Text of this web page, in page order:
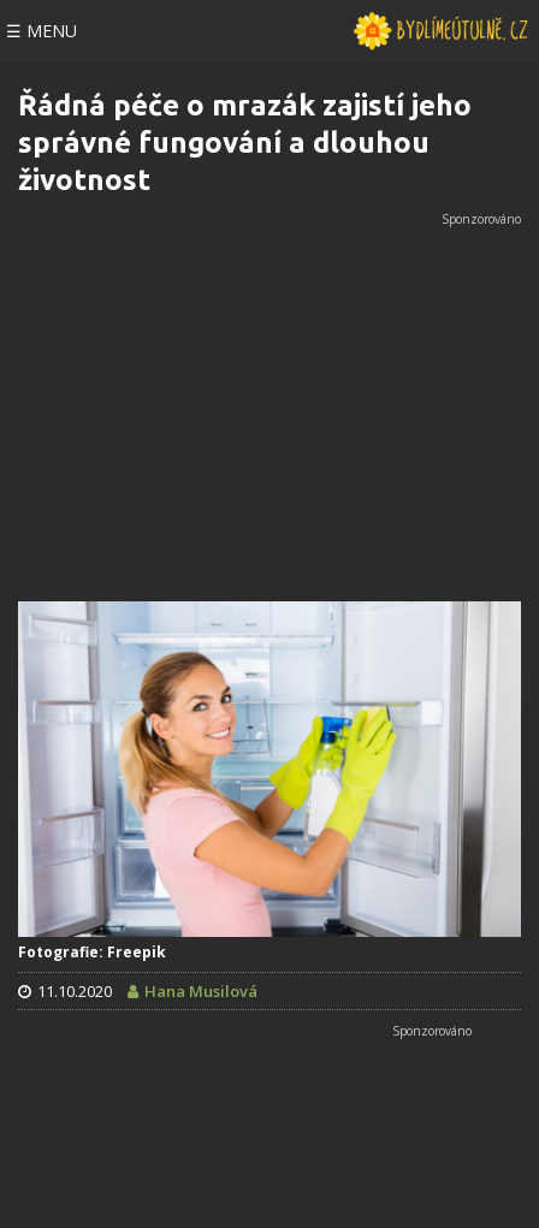
☰ MENU
Řádná péče o mrazák zajistí jeho
správné fungování a dlouhou
životnost
Fotografie: Freepik
11.10.2020 Hana Musilová